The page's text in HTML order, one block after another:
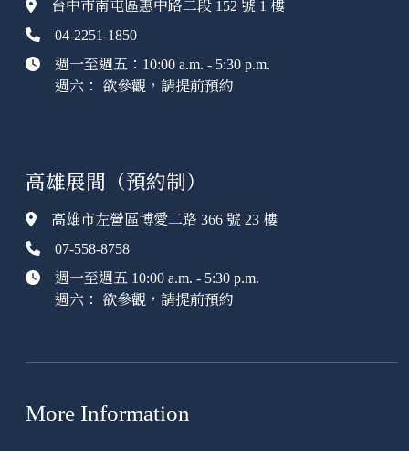
台中市南屯區惠中路二段 152 號 1 樓
04-2251-1850
週一至週五：10:00 a.m. - 5:30 p.m.
週六： 欲參觀，請提前預約
高雄展間（預約制）
高雄市左營區博愛二路 366 號 23 樓
07-558-8758
週一至週五 10:00 a.m. - 5:30 p.m.
週六： 欲參觀，請提前預約
More Information